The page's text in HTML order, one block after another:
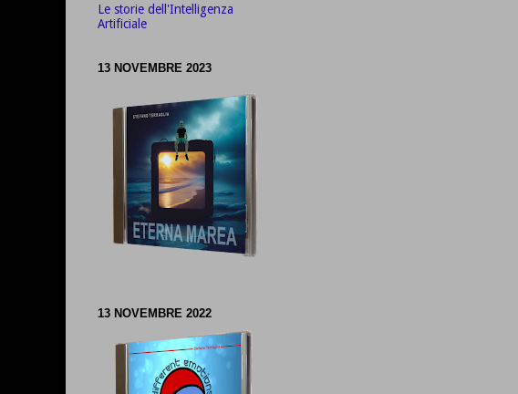
Le storie dell'Intelligenza
Artificiale
13 NOVEMBRE 2023
13 NOVEMBRE 2022